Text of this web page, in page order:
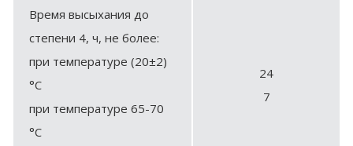
Время высыхания до
степени 4, ч, не более:
при температуре (20±2)
°С
при температуре 65-70
°С
24
7